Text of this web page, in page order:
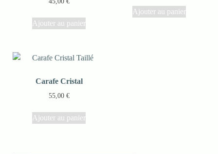
Ajouter au panier
Ajouter au panier
Carafe Cristal
55,00 €
Ajouter au panier